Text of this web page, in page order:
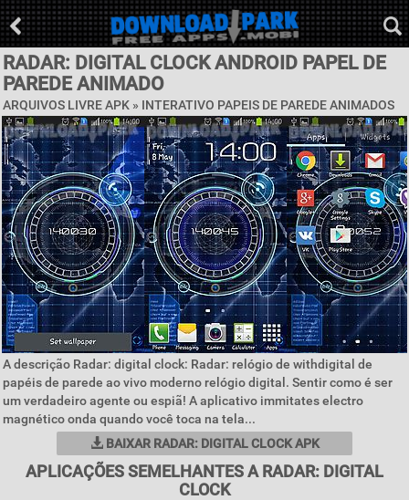
RADAR: DIGITAL CLOCK ANDROID PAPEL DE
PAREDE ANIMADO
ARQUIVOS LIVRE APK » INTERATIVO PAPEIS DE PAREDE ANIMADOS
A descrição Radar: digital clock: Radar: relógio de withdigital de
papéis de parede ao vivo moderno relógio digital. Sentir como é ser
um verdadeiro agente ou espiã! A aplicativo immitates electro
magnético onda quando você toca na tela...
BAIXAR RADAR: DIGITAL CLOCK APK
APLICAÇÕES SEMELHANTES A RADAR: DIGITAL
CLOCK